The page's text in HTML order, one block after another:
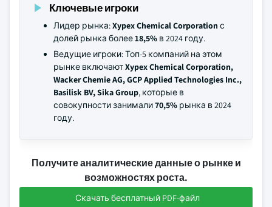
Ключевые игроки
Лидер рынка:Xypex Chemical Corporation с
долей рынка более18,5% в 2024 году.
Ведущие игроки: Топ-5 компаний на этом
рынке включаютXypex Chemical Corporation,
Wacker Chemie AG, GCP Applied Technologies Inc.,
Basilisk BV, Sika Group, которые в
совокупности занимали70,5% рынка в 2024
году.
Получите аналитические данные о рынке и
возможностях роста.
Скачать бесплатный PDF-файл